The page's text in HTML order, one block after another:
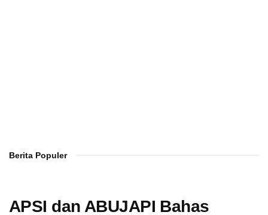
Berita Populer
APSI dan ABUJAPI Bahas